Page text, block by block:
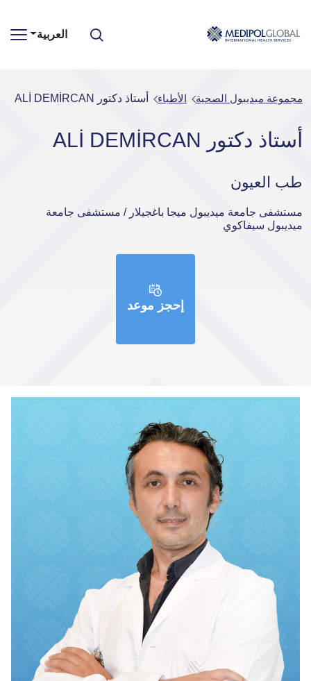
العربية
مجموعة ميديبول الصحية الأطباء أستاذ دكتور ALİ DEMİRCAN
أستاذ دكتور ALİ DEMİRCAN
طب العيون
مستشفى جامعة ميديبول ميجا باغجيلار / مستشفى جامعة
ميديبول سيفاكوي
إحجز موعد